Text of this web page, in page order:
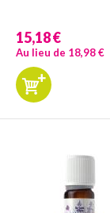
15,18 €
Au lieu de 18,98 €